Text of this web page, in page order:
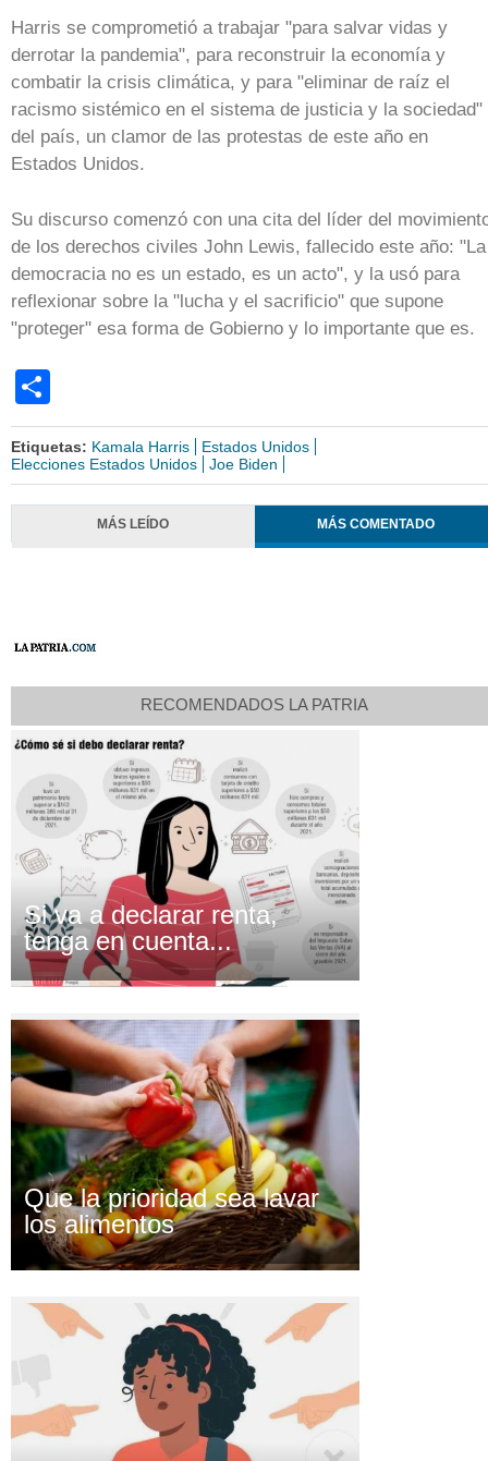
Harris se comprometió a trabajar "para salvar vidas y
derrotar la pandemia", para reconstruir la economía y
combatir la crisis climática, y para "eliminar de raíz el
racismo sistémico en el sistema de justicia y la sociedad"
del país, un clamor de las protestas de este año en
Estados Unidos.
Su discurso comenzó con una cita del líder del
de los derechos civiles John Lewis, fallecido este año: "La
democracia no es un estado, es un acto", y la usó para
reflexionar sobre la "lucha y el sacrificio" que supone
"proteger" esa forma de Gobierno y lo importante que es.
Etiquetas: Kamala Harris
Estados Unidos
Elecciones Estados Unidos
Joe Biden
MÁS LEÍDO MÁS COMENTADO
RECOMENDADOS LA PATRIA
Si va a declarar renta,
tenga en cuenta...
Que la prioridad sea lavar
los alimentos